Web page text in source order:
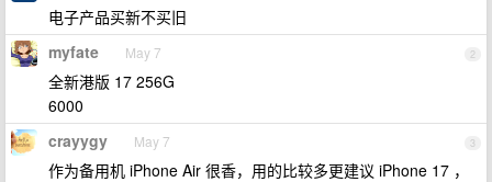
电子产品买新不买旧
2
myfate May 7
全新港版 17 256G
6000
3
crayygy May 7
作为备用机 iPhone Air 很香，用的比较多更建议 iPhone 17 ，